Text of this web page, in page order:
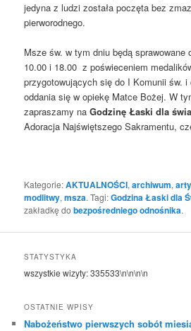
jedyna z ludzi została poczęta bez
pierworodnego.
Msze św. w tym dniu będą sprawowane
10.00 i 18.00 z poświeceniem
przygotowujących się do I Komunii św. i
oddania się w opiekę Matce Bożej. W
zapraszamy naGodzinę Łaski dla
Adoracja Najświętszego Sakramentu,
Kategorie:AKTUALNOŚCI,archiwum,
modlitwy,msza. Tagi:Godzina Łaski dla
zakładkę dobezpośredniego odnośnika.
STATYSTYKA
wszystkie wizyty:335533\n\n\n\n
OSTATNIE WPISY
Nabożeństwo pierwszych sobót